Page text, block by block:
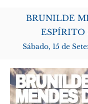
BRUNILDE
ESPÍRITO
Sábado, 15 de